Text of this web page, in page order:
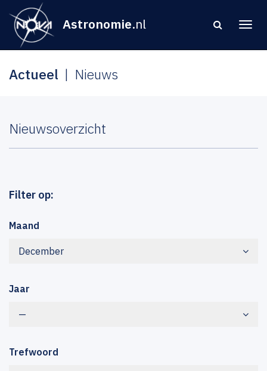
Astronomie.nl
Actueel Nieuws
Nieuwsoverzicht
Filter op:
Maand
December
Jaar
—
Trefwoord